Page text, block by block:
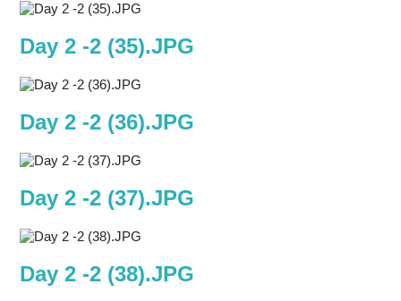
Day 2 -2 (35).JPG
Day 2 -2 (36).JPG
Day 2 -2 (37).JPG
Day 2 -2 (38).JPG